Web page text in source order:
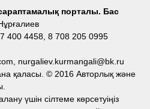
порталы. Бас
400 4458, 8 708 205 0995
nurgaliev.kurmangali@bk.ru
қаласы. © 2016 Авторлық және
үшін сілтеме көрсетуіңіз